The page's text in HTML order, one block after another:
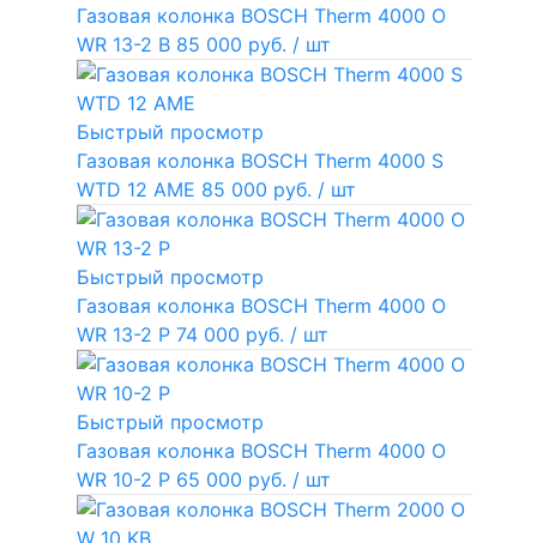
Газовая колонка BOSCH Therm 4000 O
WR 13-2 В 85 000 руб. / шт
Быстрый просмотр
Газовая колонка BOSCH Therm 4000 S
WTD 12 AME 85 000 руб. / шт
Быстрый просмотр
Газовая колонка BOSCH Therm 4000 O
WR 13-2 P 74 000 руб. / шт
Быстрый просмотр
Газовая колонка BOSCH Therm 4000 O
WR 10-2 P 65 000 руб. / шт